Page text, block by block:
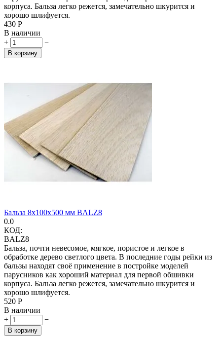
корпуса. Бальза легко режется, замечательно шкурится и
хорошо шлифуется.
‍430‍ Р
В наличии
+
−
В корзину
Бальза 8x100x500 мм BALZ8
0.0
КОД:
BALZ8
Бальза, почти невесомое, мягкое, пористое и легкое в
обработке дерево светлого цвета. В последние годы рейки из
бальзы находят своё применение в постройке моделей
парусников как хороший материал для первой обшивки
корпуса. Бальза легко режется, замечательно шкурится и
хорошо шлифуется.
‍520‍ Р
В наличии
+
−
В корзину